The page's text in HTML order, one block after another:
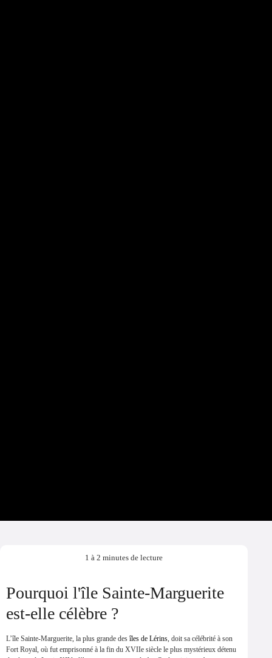
1 à 2 minutes de lecture
Pourquoi l'île Sainte-Marguerite
est-elle célèbre ?
L’île Sainte-Marguerite, la plus grande des îles de Lérins , doit sa célébrité à son
Fort Royal, où fut emprisonné à la fin du XVIIe siècle le plus mystérieux détenu